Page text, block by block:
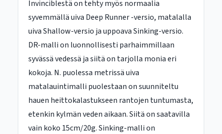
Invinciblestä on tehty myös normaalia
syvemmällä uiva Deep Runner -versio, matalalla
uiva Shallow-versio ja uppoava Sinking-versio.
DR-malli on luonnollisesti parhaimmillaan
syvässä vedessä ja siitä on tarjolla monia eri
kokoja. N. puolessa metrissä uiva
matalauintimalli puolestaan on suunniteltu
hauen heittokalastukseen rantojen tuntumasta,
etenkin kylmän veden aikaan. Siitä on saatavilla
vain koko 15cm/20g. Sinking-malli on